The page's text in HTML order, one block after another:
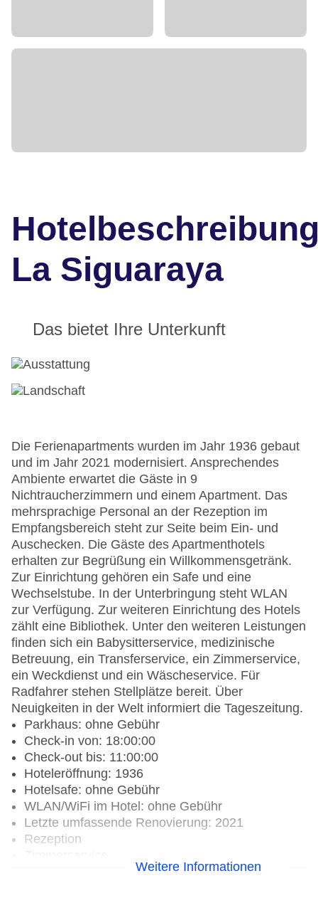
La Siguaraya
Das bietet Ihre Unterkunft
Die Ferienapartments wurden im Jahr 1936 gebaut
und im Jahr 2021 modernisiert. Ansprechendes
Ambiente erwartet die Gäste in 9
Nichtraucherzimmern und einem Apartment. Das
mehrsprachige Personal an der Rezeption im
Empfangsbereich steht zur Seite beim Ein- und
Auschecken. Die Gäste des Apartmenthotels
erhalten zur Begrüßung ein Willkommensgetränk.
Zur Einrichtung gehören ein Safe und eine
Wechselstube. In der Unterbringung steht WLAN
zur Verfügung. Zur weiteren Einrichtung des Hotels
zählt eine Bibliothek. Unter den weiteren Leistungen
finden sich ein Babysitterservice, medizinische
Betreuung, ein Transferservice, ein Zimmerservice,
ein Weckdienst und ein Wäscheservice. Für
Radfahrer stehen Stellplätze bereit. Über
Neuigkeiten in der Welt informiert die Tageszeitung.
Parkhaus: ohne Gebühr
Check-in von: 18:00:00
Check-out bis: 11:00:00
Hoteleröffnung: 1936
Hotelsafe: ohne Gebühr
WLAN/WiFi im Hotel: ohne Gebühr
Letzte umfassende Renovierung: 2021
Rezeption
Weitere Informationen